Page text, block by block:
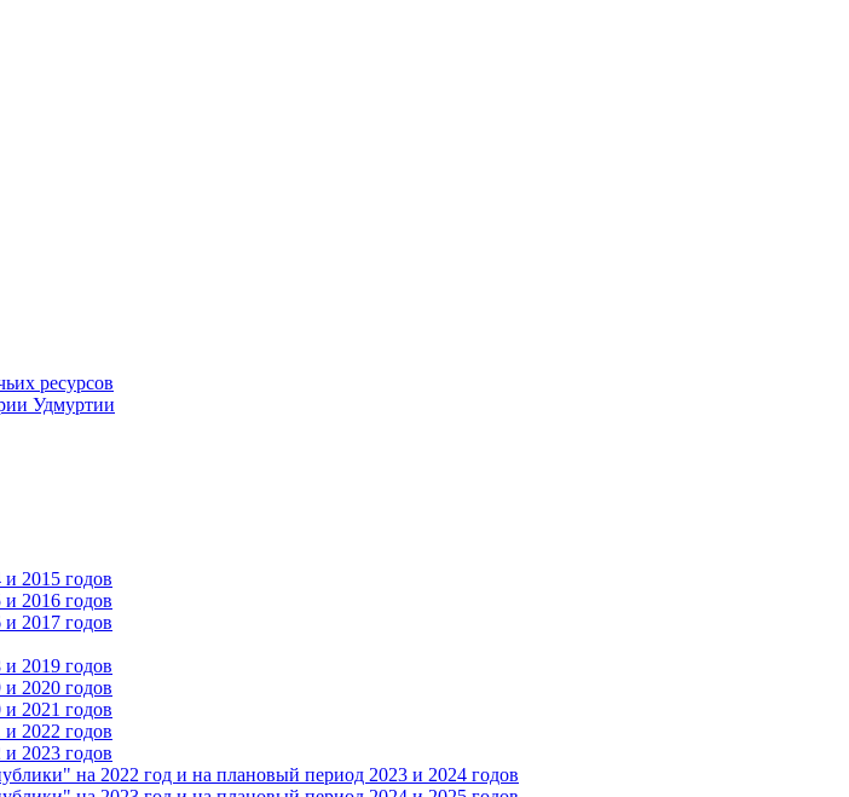
ресурсов
Удмуртии
2015 годов
2016 годов
2017 годов
2019 годов
2020 годов
2021 годов
2022 годов
2023 годов
на 2022 год и на плановый период 2023 и 2024 годов